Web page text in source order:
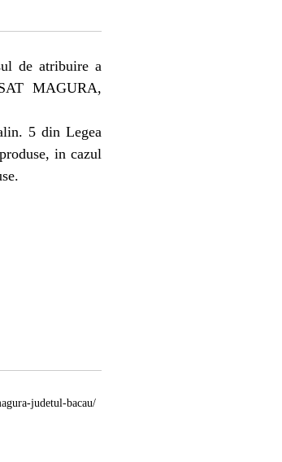
de atribuire a
MAGURA,
5 din Legea
in cazul
judetul-bacau/